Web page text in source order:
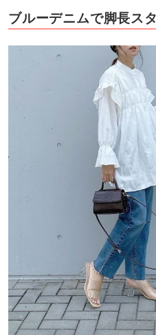
ブルーデニムで脚長ス